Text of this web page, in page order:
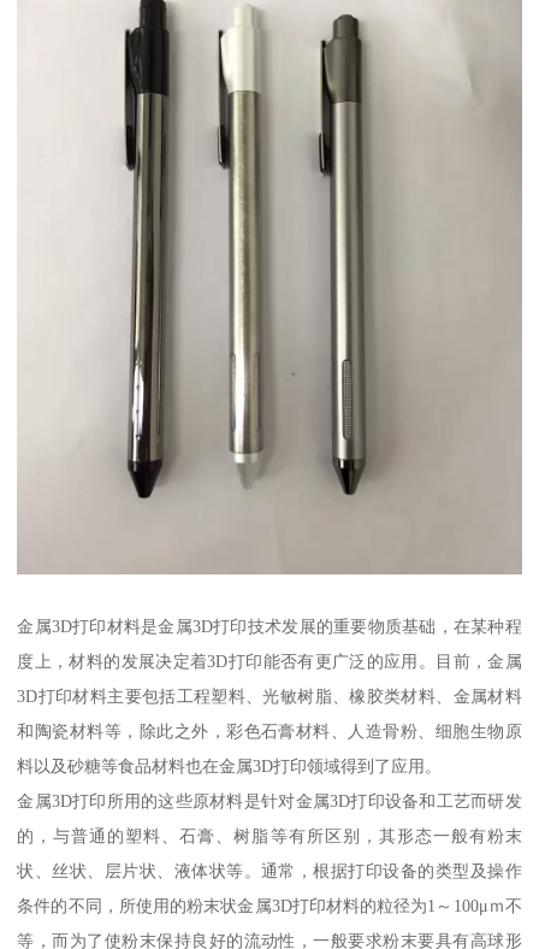
金属3D打印材料是金属3D打印技术发展的重要物质基础，在某种程
度上，材料的发展决定着3D打印能否有更广泛的应用。目前，金属
3D打印材料主要包括工程塑料、光敏树脂、橡胶类材料、金属材料
和陶瓷材料等，除此之外，彩色石膏材料、人造骨粉、细胞生物原
料以及砂糖等食品材料也在金属3D打印领域得到了应用。
金属3D打印所用的这些原材料是针对金属3D打印设备和工艺而研发
的，与普通的塑料、石膏、树脂等有所区别，其形态一般有粉末
状、丝状、层片状、液体状等。通常，根据打印设备的类型及操作
条件的不同，所使用的粉末状金属3D打印材料的粒径为1～100μｍ不
等，而为了使粉末保持良好的流动性，一般要求粉末要具有高球形